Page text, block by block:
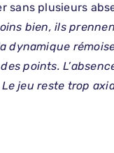
sans plusieurs
bien, ils
dynamique
points.
jeu reste trop